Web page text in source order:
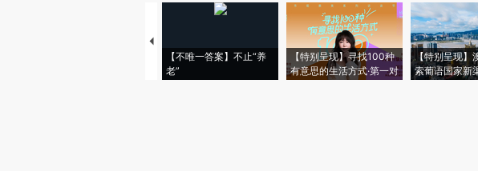
【不唯一答案】不止“养
老”
【特别呈现】寻找100种
有意思的生活方式·第一对
【特别呈现】
索葡语国家新